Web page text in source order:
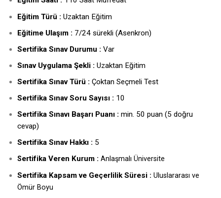
Eğitim Türü : Uzaktan Eğitim
Eğitime Ulaşım : 7/24 sürekli (Asenkron)
Sertifika Sınav Durumu : Var
Sınav Uygulama Şekli : Uzaktan Eğitim
Sertifika Sınav Türü : Çoktan Seçmeli Test
Sertifika Sınav Soru Sayısı : 10
Sertifika Sınavı Başarı Puanı : min. 50 puan (5 doğru
cevap)
Sertifika Sınav Hakkı : 5
Sertifika Veren Kurum : Anlaşmalı Üniversite
Sertifika Kapsam ve Geçerlilik Süresi : Uluslararası ve
Ömür Boyu